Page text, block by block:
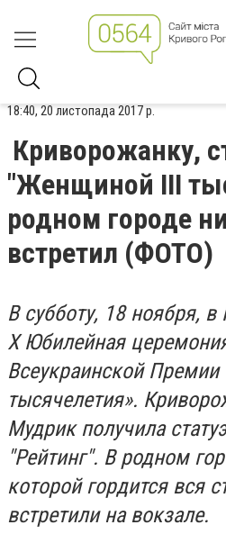
18:40, 20 листопада 2017 р.
Криворожанку,
"Женщиной III
родном городе
встретил (ФОТО)
В субботу, 18 ноября, в
Х Юбилейная
Всеукраинской
тысячелетия».
Мудрик получила
"Рейтинг". В родном
которой гордится вся
встретили на вокзале.